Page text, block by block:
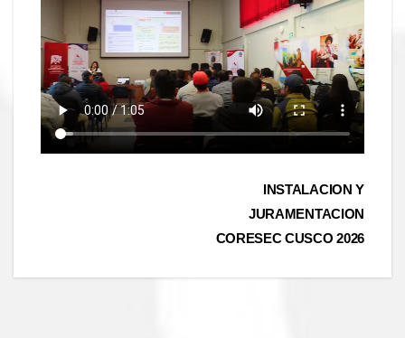
entradas
INSTALACION Y
JURAMENTACION
CORESEC CUSCO 2026